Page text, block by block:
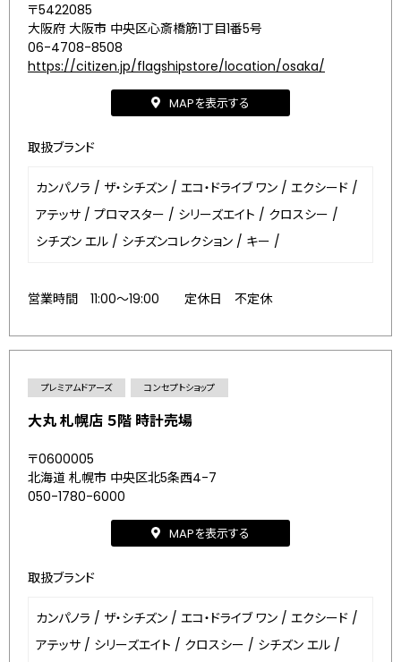
〒5422085
大阪府 大阪市 中央区心斎橋筋1丁目1番5号
06-4708-8508
https://citizen.jp/flagshipstore/location/osaka/
MAPを表示する
取扱ブランド
カンパノラ / ザ・シチズン / エコ・ドライブ ワン / エクシード /
アテッサ / プロマスター / シリーズエイト / クロスシー /
シチズン エル / シチズンコレクション / キー /
営業時間 11:00～19:00 定休日 不定休
プレミアムドアーズ コンセプトショップ
大丸 札幌店 ５階 時計売場
〒0600005
北海道 札幌市 中央区北5条西4-7
050-1780-6000
MAPを表示する
取扱ブランド
カンパノラ / ザ・シチズン / エコ・ドライブ ワン / エクシード /
アテッサ / シリーズエイト / クロスシー / シチズン エル /